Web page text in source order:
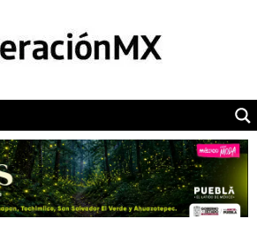
POLÍTICA
CAMALEÓN
OPINIÓN
DEPORTES